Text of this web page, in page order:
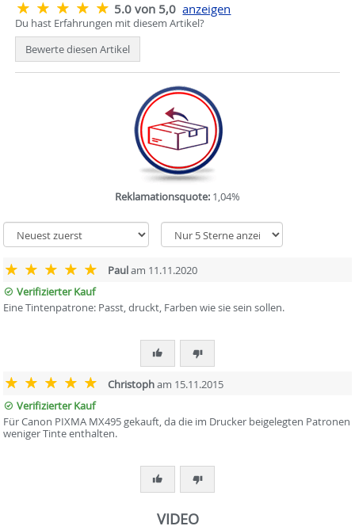
5.0 von 5,0 anzeigen
Du hast Erfahrungen mit diesem Artikel?
Bewerte diesen Artikel
Reklamationsquote: 1,04%
Paulam 11.11.2020
Verifizierter Kauf
Eine Tintenpatrone: Passt, druckt, Farben wie sie sein sollen.
Christopham 15.11.2015
Verifizierter Kauf
Für Canon PIXMA MX495 gekauft, da die im Drucker beigelegten Patronen
weniger Tinte enthalten.
VIDEO